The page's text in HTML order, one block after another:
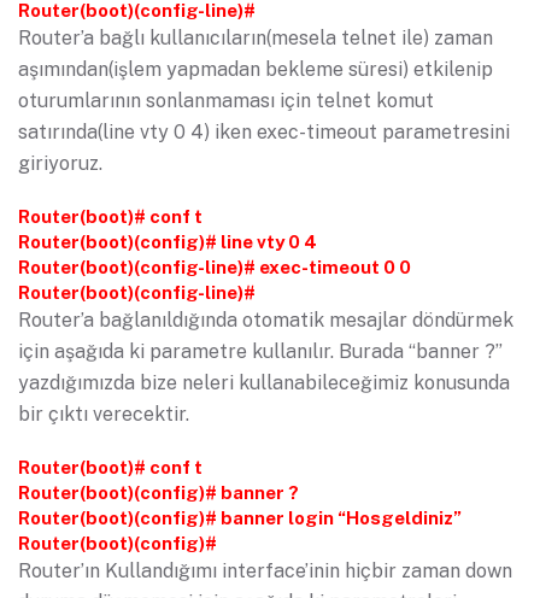
Router(boot)(config-line)#
Router’a bağlı kullanıcıların(mesela telnet ile) zaman
aşımından(işlem yapmadan bekleme süresi) etkilenip
oturumlarının sonlanmaması için telnet komut
satırında(line vty 0 4) iken exec-timeout parametresini
giriyoruz.
Router(boot)# conf t
Router(boot)(config)# line vty 0 4
Router(boot)(config-line)# exec-timeout 0 0
Router(boot)(config-line)#
Router’a bağlanıldığında otomatik mesajlar döndürmek
için aşağıda ki parametre kullanılır. Burada “banner ?”
yazdığımızda bize neleri kullanabileceğimiz konusunda
bir çıktı verecektir.
Router(boot)# conf t
Router(boot)(config)# banner ?
Router(boot)(config)# banner login “Hosgeldiniz”
Router(boot)(config)#
Router’ın Kullandığımı interface’inin hiçbir zaman down